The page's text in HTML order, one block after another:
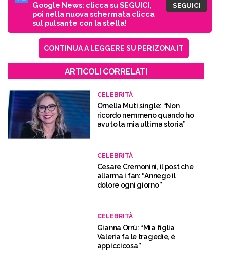
Google News: clicca su SEGUICI,
poi nella nuova schermata clicca
sul pulsante con la stella!
SEGUICI
CONTINUA A LEGGERE SU PERIZONA.IT
ARTICOLI CORRELATI
CELEBRITÀ
Ornella Muti single: “Non
ricordo nemmeno quando ho
avuto la mia ultima storia”
CELEBRITÀ
Cesare Cremonini, il post che
allarma i fan: “Annego il
dolore ogni giorno”
CELEBRITÀ
Gianna Orrù: “Mia figlia
Valeria fa le tragedie, è
appiccicosa”